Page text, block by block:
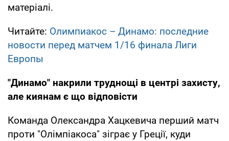
матеріалі.
Читайте: Олимпиакос – Динамо: последние
новости перед матчем 1/16 финала Лиги
Европы
"Динамо" накрили труднощі в центрі захисту,
але киянам є що відповісти
Команда Олександра Хацкевича перший матч
проти "Олімпіакоса" зіграє у Греції, куди